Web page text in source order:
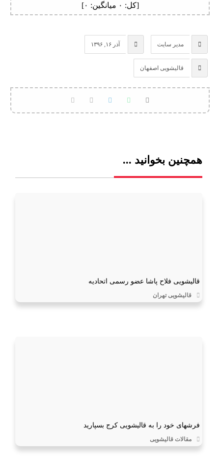
[کل: ۰ میانگین: ۰]
مدیر سایت آذر ۱۶, ۱۳۹۶
قالیشویی اصفهان
همچنین بخوانید ...
قالیشویی فلاح پاشا عضو رسمی اتحادیه
قالیشویی تهران
فرشهای خود را به قالیشویی کرج بسپارید
مقالات قالیشویی